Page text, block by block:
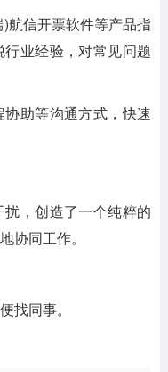
航信开票软件等产品指
业经验，对常见问题
助等沟通方式，快速
，创造了一个纯粹的
协同工作。
找同事。